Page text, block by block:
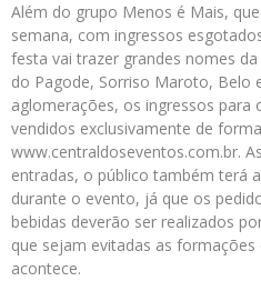
Além do grupo Menos é Mais,
semana, com ingressos
festa vai trazer grandes nomes
do Pagode, Sorriso Maroto, Belo
aglomerações, os ingressos para
vendidos exclusivamente de
www.centraldoseventos.com.br.
entradas, o público também terá
durante o evento, já que os
bebidas deverão ser realizados
que sejam evitadas as
acontece.